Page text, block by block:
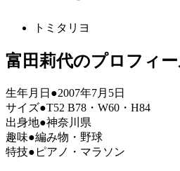
トミタリヨ
富田莉代のプロフィ
生年月日●2007年7月5日
サイズ●T52 B78・W60・H84
出身地●神奈川県
趣味●編み物・野球
特技●ピアノ・マラソン